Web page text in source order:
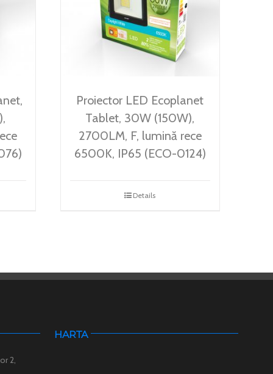
Proiector LED Ecoplanet
Tablet, 30W (150W),
2700LM, F, lumină rece
6500K, IP65 (ECO-0124)
Details
2,
HARTA